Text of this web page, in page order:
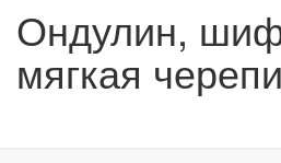
Ондулин,
мягкая